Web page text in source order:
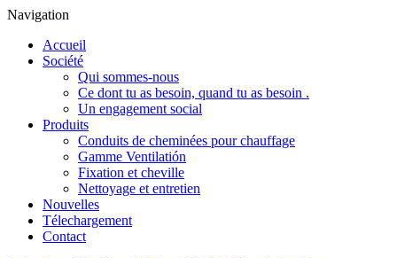
Navigation
Accueil
Société
Qui sommes-nous
Ce dont tu as besoin, quand tu as besoin .
Un engagement social
Produits
Conduits de cheminées pour chauffage
Gamme Ventilatión
Fixation et cheville
Nettoyage et entretien
Nouvelles
Télechargement
Contact